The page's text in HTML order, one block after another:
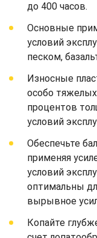
до 400 часов.
Основные
условий
песком,
Износные
особо
процентов
условий
Обеспечьте
применяя
условий
оптимальны
вырывное
Копайте